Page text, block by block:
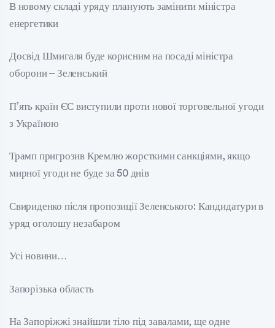
В новому складі уряду планують замінити міністра
енергетики
Досвід Шмигаля буде корисним на посаді міністра
оборони – Зеленський
П’ять країн ЄС виступили проти нової торговельної угоди
з Україною
Трамп пригрозив Кремлю жорсткими санкціями, якщо
мирної угоди не буде за 50 днів
Свириденко після пропозиції Зеленського: Кандидатури в
уряд оголошу незабаром
Усі новини…
Запорізька область
На Запоріжжі знайшли тіло під завалами, ще одне